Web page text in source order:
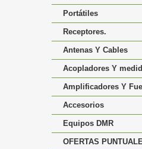
Portátiles
Receptores.
Antenas Y Cables
Acopladores Y
Amplificadores Y
Accesorios
Equipos DMR
OFERTAS